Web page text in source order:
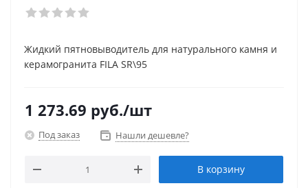
Жидкий пятновыводитель для натурального камня и
керамогранита FILA SR\95
1 273.69 руб./шт
Под заказ Нашли дешевле?
В корзину